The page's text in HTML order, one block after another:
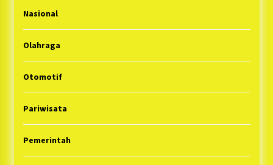
Nasional
Olahraga
Otomotif
Pariwisata
Pemerintah